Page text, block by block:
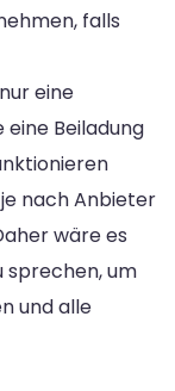
falls
eine
Beiladung
nach Anbieter
wäre es
sprechen, um
und alle